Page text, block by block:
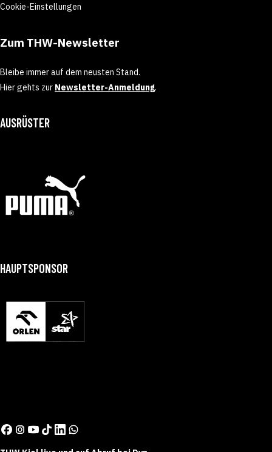
Cookie-Einstellungen
Zum THW-Newsletter
Bleibe immer auf dem neusten Stand.
Hier gehts zur Newsletter-Anmeldung.
AUSRÜSTER
HAUPTSPONSOR